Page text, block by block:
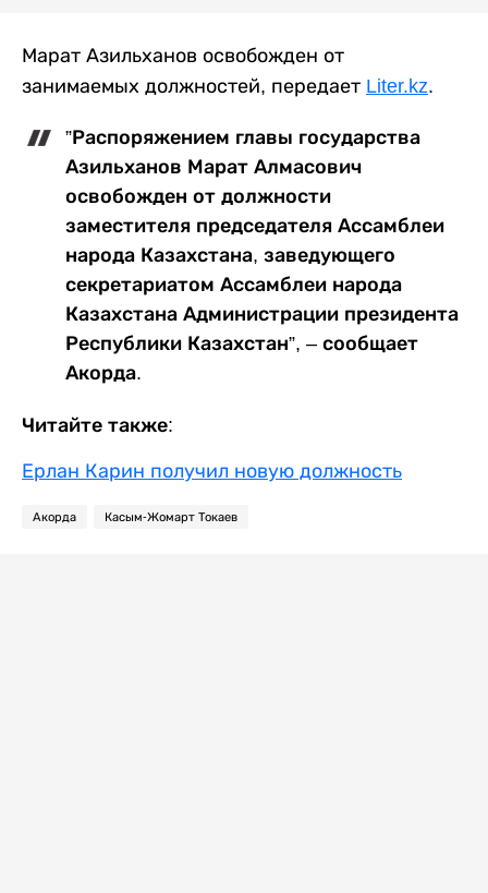
Марат Азильханов освобожден от
занимаемых должностей, передает Liter.kz.
”Распоряжением главы государства
Азильханов Марат Алмасович
освобожден от должности
заместителя председателя Ассамблеи
народа Казахстана, заведующего
секретариатом Ассамблеи народа
Казахстана Администрации президента
Республики Казахстан”, – сообщает
Акорда.
Читайте также:
Ерлан Карин получил новую должность
Акорда Касым-Жомарт Токаев